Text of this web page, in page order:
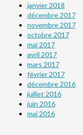
janvier 2018
décembre 2017
novembre 2017
octobre 2017
mai 2017
avril 2017
mars 2017
février 2017
décembre 2016
juillet 2016
juin 2016
mai 2016